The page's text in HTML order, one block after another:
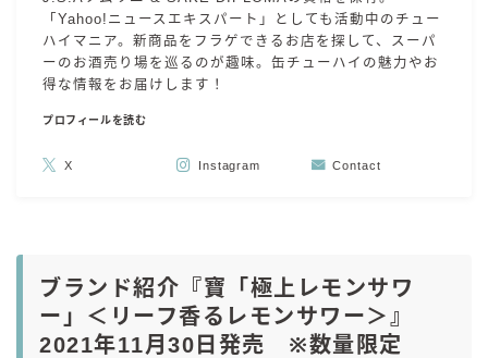
「Yahoo!ニュースエキスパート」としても活動中のチュー
ハイマニア。新商品をフラゲできるお店を探して、スーパ
ーのお酒売り場を巡るのが趣味。缶チューハイの魅力やお
得な情報をお届けします！
プロフィールを読む
X Instagram Contact
ブランド紹介『寶「極上レモンサワ
ー」＜リーフ香るレモンサワー＞』
2021年11月30日発売 ※数量限定